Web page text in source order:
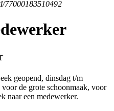
geopend, dinsdag t/m
de grote schoonmaak, voor
naar een medewerker.